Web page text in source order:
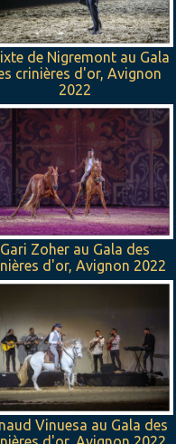
de Nigremont au Gala
crinières d'or, Avignon
2022
Gari Zoher au Gala des
d'or, Avignon 2022
Vinuesa au Gala des